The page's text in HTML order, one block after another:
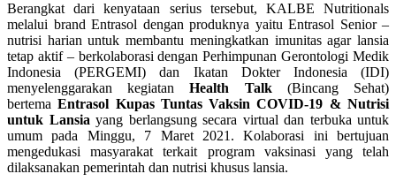
Berangkat dari kenyataan serius tersebut, KALBE Nutritionals
melalui brand Entrasol dengan produknya yaitu Entrasol Senior –
nutrisi harian untuk membantu meningkatkan imunitas agar lansia
tetap aktif – berkolaborasi dengan Perhimpunan Gerontologi Medik
Indonesia (PERGEMI) dan Ikatan Dokter Indonesia (IDI)
menyelenggarakan kegiatanHealth Talk(Bincang Sehat)
bertemaEntrasol Kupas Tuntas Vaksin COVID-19 & Nutrisi
untuk Lansia yang berlangsung secara virtual dan terbuka untuk
umum pada Minggu, 7 Maret 2021. Kolaborasi ini bertujuan
mengedukasi masyarakat terkait program vaksinasi yang telah
dilaksanakan pemerintah dan nutrisi khusus lansia.